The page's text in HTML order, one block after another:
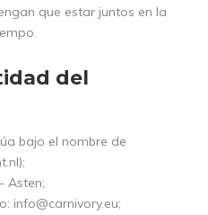
que estar juntos en la
del
bajo el nombre de
Asten;
info@carnivory.eu;